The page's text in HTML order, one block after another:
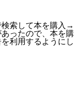
索して本を購入→
ったので、本を購
利用するようにし